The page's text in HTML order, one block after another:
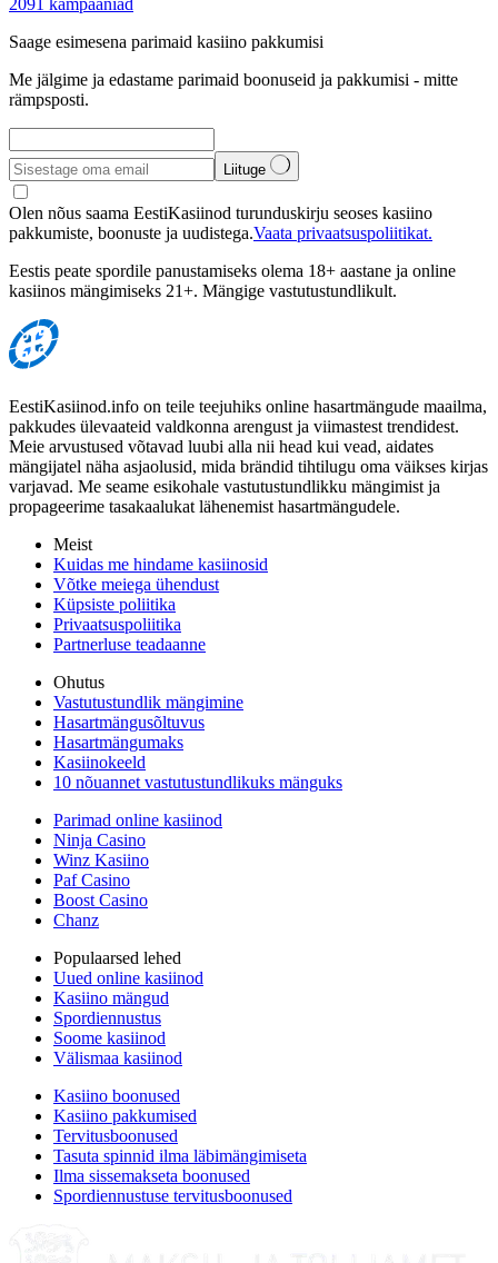
Saage esimesena parimaid kasiino pakkumisi
Me jälgime ja edastame parimaid boonuseid ja pakkumisi - mitte
rämpsposti.
Liituge
Olen nõus saama EestiKasiinod turunduskirju seoses kasiino
pakkumiste, boonuste ja uudistega.Vaata privaatsuspoliitikat.
Eestis peate spordile panustamiseks olema 18+ aastane ja online
kasiinos mängimiseks 21+. Mängige vastutustundlikult.
EestiKasiinod.info on teile teejuhiks online hasartmängude maailma,
pakkudes ülevaateid valdkonna arengust ja viimastest trendidest.
Meie arvustused võtavad luubi alla nii head kui vead, aidates
mängijatel näha asjaolusid, mida brändid tihtilugu oma väikses kirjas
varjavad. Me seame esikohale vastutustundlikku mängimist ja
propageerime tasakaalukat lähenemist hasartmängudele.
Meist
Kuidas me hindame kasiinosid
Võtke meiega ühendust
Küpsiste poliitika
Privaatsuspoliitika
Partnerluse teadaanne
Ohutus
Vastutustundlik mängimine
Hasartmängusõltuvus
Hasartmängumaks
Kasiinokeeld
10 nõuannet vastutustundlikuks mänguks
Parimad online kasiinod
Ninja Casino
Winz Kasiino
Paf Casino
Boost Casino
Chanz
Populaarsed lehed
Uued online kasiinod
Kasiino mängud
Spordiennustus
Soome kasiinod
Välismaa kasiinod
Kasiino boonused
Kasiino pakkumised
Tervitusboonused
Tasuta spinnid ilma läbimängimiseta
Ilma sissemakseta boonused
Spordiennustuse tervitusboonused